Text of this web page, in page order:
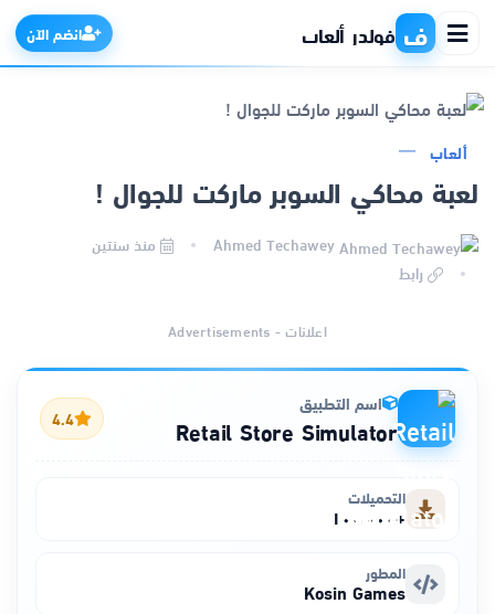
ف فولدر ألعاب انضم الآن
التطبيقات
ذكاء اصطناعي
ألعاب
لعبة محاكي السوبر ماركت للجوال !
منذ سنتين
رابط
اعلانات - Advertisements
اسم التطبيق
Retail Store Simulator
4.4
التحميلات
+١٠٠٬٠٠٠
المطور
Kosin Games